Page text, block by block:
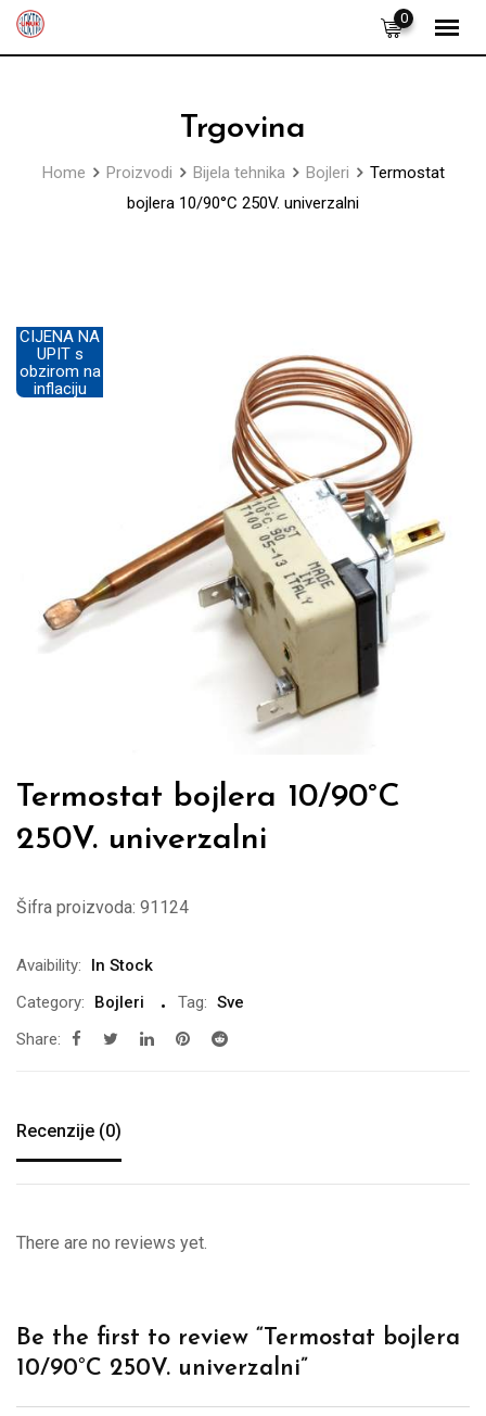
Skip
0
Trgovina
Home Proizvodi Bijela tehnika Bojleri
Termostat
bojlera 10/90°C 250V. univerzalni
CIJENA NA
UPIT s
obzirom na
inflaciju
Termostat bojlera 10/90°C
250V. univerzalni
Šifra proizvoda: 91124
Avaibility:
In Stock
Category:
Bojleri Tag: Sve
Share:
Recenzije (0)
There are no reviews yet.
Be the first to review “Termostat bojlera
10/90°C 250V. univerzalni”